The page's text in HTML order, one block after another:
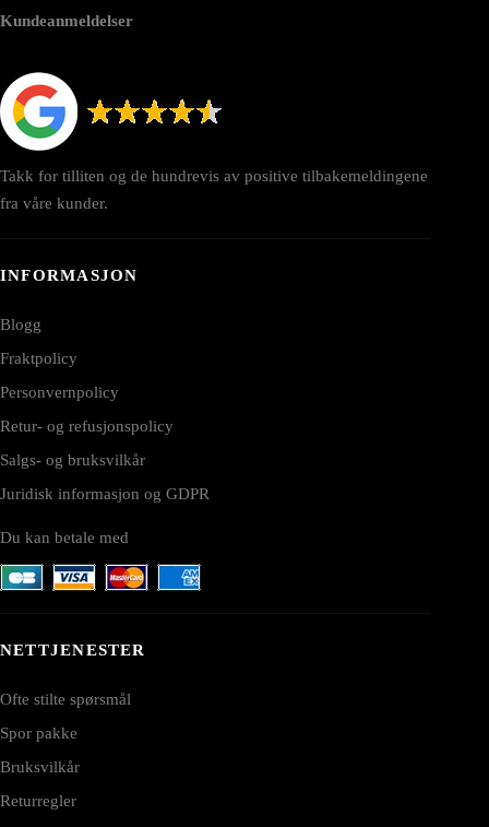
Kundeanmeldelser
Takk for tilliten og de hundrevis av positive tilbakemeldingene
fra våre kunder.
INFORMASJON
Blogg
Fraktpolicy
Personvernpolicy
Retur- og refusjonspolicy
Salgs- og bruksvilkår
Juridisk informasjon og GDPR
Du kan betale med
NETTJENESTER
Ofte stilte spørsmål
Spor pakke
Bruksvilkår
Returregler